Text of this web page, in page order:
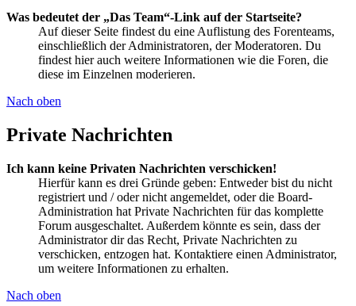
Was bedeutet der „Das Team“-Link auf der Startseite?
Auf dieser Seite findest du eine Auflistung des Forenteams,
einschließlich der Administratoren, der Moderatoren. Du
findest hier auch weitere Informationen wie die Foren, die
diese im Einzelnen moderieren.
Nach oben
Private Nachrichten
Ich kann keine Privaten Nachrichten verschicken!
Hierfür kann es drei Gründe geben: Entweder bist du nicht
registriert und / oder nicht angemeldet, oder die Board-
Administration hat Private Nachrichten für das komplette
Forum ausgeschaltet. Außerdem könnte es sein, dass der
Administrator dir das Recht, Private Nachrichten zu
verschicken, entzogen hat. Kontaktiere einen Administrator,
um weitere Informationen zu erhalten.
Nach oben